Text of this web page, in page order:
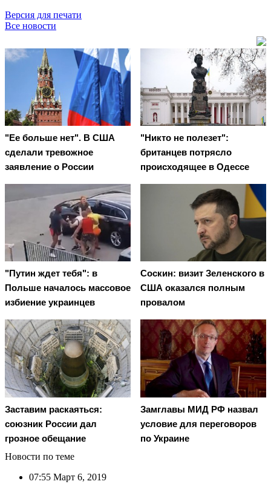
Версия для печати
Все новости
"Ее больше нет". В США
сделали тревожное
заявление о России
"Никто не полезет":
британцев потрясло
происходящее в Одессе
"Путин ждет тебя": в
Польше началось массовое
избиение украинцев
Соскин: визит Зеленского в
США оказался полным
провалом
Заставим раскаяться:
союзник России дал
грозное обещание
Замглавы МИД РФ назвал
условие для переговоров
по Украине
Новости по теме
07:55 Март 6, 2019